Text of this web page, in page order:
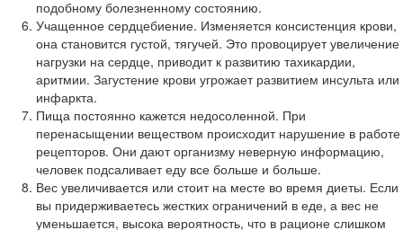
подобному болезненному состоянию.
Учащенное сердцебиение. Изменяется консистенция крови,
она становится густой, тягучей. Это провоцирует увеличение
нагрузки на сердце, приводит к развитию тахикардии,
аритмии. Загустение крови угрожает развитием инсульта или
инфаркта.
Пища постоянно кажется недосоленной. При
перенасыщении веществом происходит нарушение в работе
рецепторов. Они дают организму неверную информацию,
человек подсаливает еду все больше и больше.
Вес увеличивается или стоит на месте во время диеты. Если
вы придерживаетесь жестких ограничений в еде, а вес не
уменьшается, высока вероятность, что в рационе слишком